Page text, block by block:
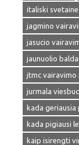
italiski
jagmino
jasucio
jaunuolio
jtmc vairavimo
jurmala
kada
kada pigiausi
kaip isirengti